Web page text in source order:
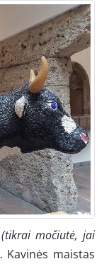
(tikrai močiutė, jai
. Kavinės maistas